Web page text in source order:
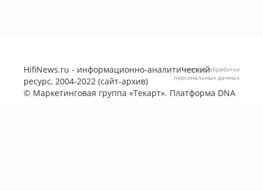
HifiNews.ru - информационно-аналитический
ресурс, 2004-2022 (сайт-архив)
© Маркетинговая группа «Текарт». Платформа DNA
Политика обработки
персональных данных